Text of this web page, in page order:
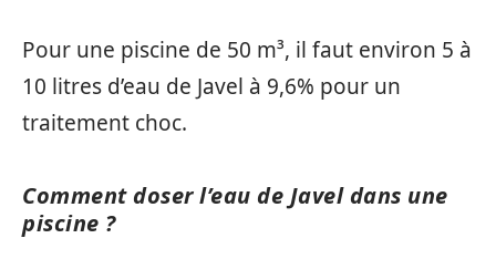
Pour une piscine de 50 m³, il faut environ 5 à
10 litres d’eau de Javel à 9,6% pour un
traitement choc.
Comment doser l’eau de Javel dans une
piscine ?